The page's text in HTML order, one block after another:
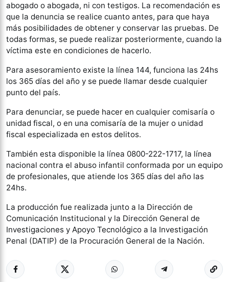
abogado o abogada, ni con testigos. La recomendación es
que la denuncia se realice cuanto antes, para que haya
más posibilidades de obtener y conservar las pruebas. De
todas formas, se puede realizar posteriormente, cuando la
víctima este en condiciones de hacerlo.
Para asesoramiento existe la línea 144, funciona las 24hs
los 365 días del año y se puede llamar desde cualquier
punto del país.
Para denunciar, se puede hacer en cualquier comisaría o
unidad fiscal, o en una comisaría de la mujer o unidad
fiscal especializada en estos delitos.
También esta disponible la línea 0800-222-1717, la línea
nacional contra el abuso infantil conformada por un equipo
de profesionales, que atiende los 365 días del año las
24hs.
La producción fue realizada junto a la Dirección de
Comunicación Institucional y la Dirección General de
Investigaciones y Apoyo Tecnológico a la Investigación
Penal (DATIP) de la Procuración General de la Nación.